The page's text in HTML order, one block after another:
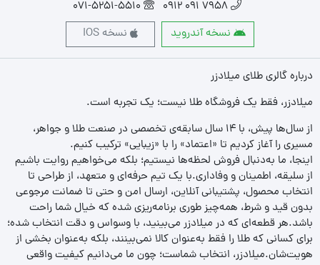
7958 091 0912
071-5251-5510
نسخه آندروید
نسخه IOS
درباره گالری طلای میلادزر
میلادزر، فقط یک فروشگاه طلا نیست؛ یک تجربه‌ است.
از سال‌ها پیش، با ۱۴ سال سابقه‌ی تخصصی در صنعت طلا و جواهر،
مسیری را آغاز کردیم تا «اعتماد» را با «زیبایی» ترکیب کنیم.
اینجا، ما به‌دنبال فروش لحظه‌ها نیستیم؛ بلکه می‌خواهیم روایت باشیم
از سلیقه، اطمینان و وفاداری.با یک تیم حرفه‌ای و متعهد، از طراحی تا
انتخاب محصول، پشتیبانی آنلاین، ارسال امن و حتی تا ضمانت مرجوعی
بدون قید و شرط، همه‌چیز طوری برنامه‌ریزی شده که خیال شما راحت
باشد.هر قطعه‌ای که در میلادزر می‌بینید، با وسواس و دقت انتخاب شده؛
برای کسانی که طلا را فقط به‌عنوان کالا نمی‌بینند، بلکه به‌عنوان بخشی از
هویت‌شان.میلادزر، انتخاب شماست؛ چون ما می‌دانیم کیفیت واقعی